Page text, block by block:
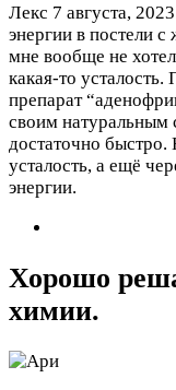
Лекс 7 августа,
энергии в постели
мне вообще не
какая-то
препарат
своим
достаточно
усталость, а ещё
энергии.
Хорошо
химии.